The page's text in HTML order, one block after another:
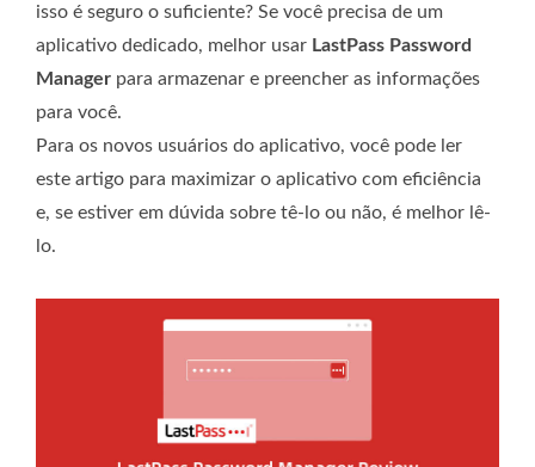
isso é seguro o suficiente? Se você precisa de um
aplicativo dedicado, melhor usar LastPass Password
Manager para armazenar e preencher as informações
para você.
Para os novos usuários do aplicativo, você pode ler
este artigo para maximizar o aplicativo com eficiência
e, se estiver em dúvida sobre tê-lo ou não, é melhor lê-
lo.